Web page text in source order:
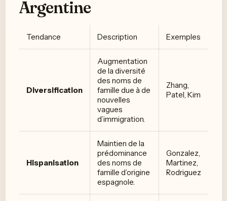
Argentine
Tendance Description Exemples
Diversification
Augmentation
de la diversité
des noms de
famille due à de
nouvelles
vagues
d’immigration.
Zhang,
Patel, Kim
Hispanisation
Maintien de la
prédominance
des noms de
famille d’origine
espagnole.
Gonzalez,
Martinez,
Rodriguez